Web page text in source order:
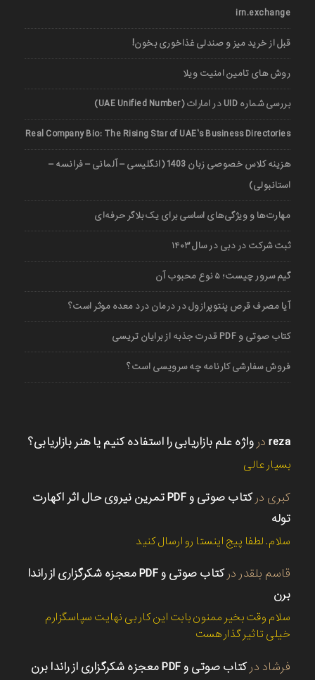
irn.exchange
قبل از خرید میز و صندلی غذاخوری بخون!
روش های تامین امنیت ویلا
بررسی شماره UID در امارات (UAE Unified Number)
Real Company Bio: The Rising Star of UAE’s Business Directories
هزینه کلاس خصوصی زبان 1403 (انگلیسی – آلمانی – فرانسه –
استانبولی)
مهارت‌ها و ویژگی‌های اساسی برای یک بلاگر حرفه‌ای
ثبت شرکت در دبی در سال ۱۴۰۳
گیم سرور چیست؛ ۵ نوع محبوب آن
آیا مصرف قرص پنتوپرازول در درمان درد معده موثر است؟
کتاب صوتی و PDF قدرت جذبه از برایان تریسی
فروش سفارشی کارنامه چه سرویسی است؟
reza در واژه علم بازاریابی را استفاده کنیم یا هنر بازاریابی؟
بسیار عالی
کبری در
کتاب صوتی و PDF تمرین نیروی حال اثر اکهارت
توله
سلام. لطفا پیج اینستا رو ارسال کنید
قاسم بلقدر در
کتاب صوتی و PDF معجزه شکرگزاری از راندا
برن
سلام وقت بخیر ممنون بابت این کار بی نهایت سپاسگزارم
خیلی تاثیر گذار هست
فرشاد درکتاب صوتی و PDF معجزه شکرگزاری از راندا برن